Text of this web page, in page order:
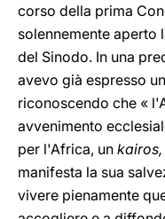
corso della prima
solennemente aperto
del Sinodo. In una
avevo già espresso
riconoscendo che «
avvenimento
per l'Africa, un
manifesta la sua
vivere pienamente